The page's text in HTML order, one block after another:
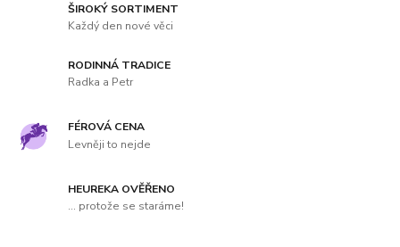
ŠIROKÝ SORTIMENT
Každý den nové věci
RODINNÁ TRADICE
Radka a Petr
FÉROVÁ CENA
Levněji to nejde
HEUREKA OVĚŘENO
... protože se staráme!